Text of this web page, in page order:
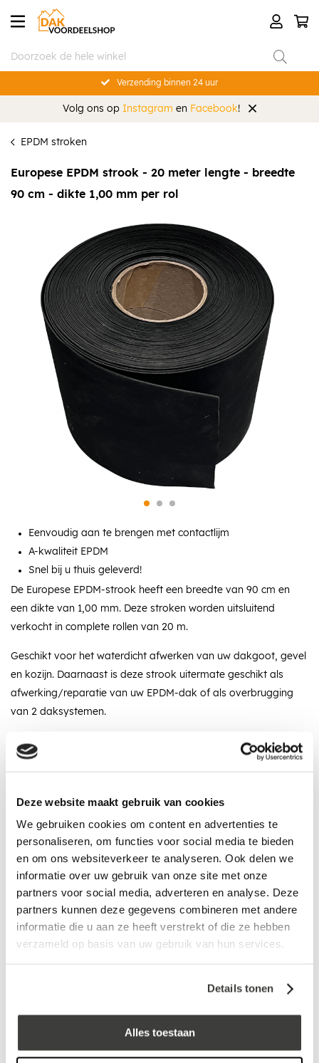
Deze website maakt gebruik van cookies
We gebruiken cookies om content en advertenties te
personaliseren, om functies voor social media te bieden
en om ons websiteverkeer te analyseren. Ook delen we
informatie over uw gebruik van onze site met onze
partners voor social media, adverteren en analyse. Deze
partners kunnen deze gegevens combineren met andere
informatie die u aan ze heeft verstrekt of die ze hebben
verzameld op basis van uw gebruik van hun services.
Details tonen
Alles toestaan
Verzending binnen 24 uur
Volg ons op Instagram en Facebook!
EPDM stroken
Europese EPDM strook - 20 meter lengte - breedte
90 cm - dikte 1,00 mm per rol
Eenvoudig aan te brengen met contactlijm
A-kwaliteit EPDM
Snel bij u thuis geleverd!
De Europese EPDM-strook heeft een breedte van 90 cm en
een dikte van 1,00 mm. Deze stroken worden uitsluitend
verkocht in complete rollen van 20 m.
Geschikt voor het waterdicht afwerken van uw dakgoot, gevel
en kozijn. Daarnaast is deze strook uitermate geschikt als
afwerking/reparatie van uw EPDM-dak of als overbrugging
van 2 daksystemen.
Omschrijving Specificaties Recent bekeken
In winkelwagen
Vraag een vrijblijvende offerte aan! Offerte